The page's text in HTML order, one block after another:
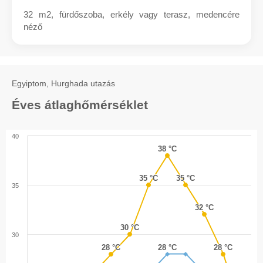
32 m2, fürdőszoba, erkély vagy terasz, medencére
néző
Egyiptom, Hurghada utazás
Éves átlaghőmérséklet
28 °C
28 °C
30 °C
30 °C
35 °C
35 °C
38 °C
38 °C
35 °C
35 °C
32 °C
32 °C
28 °C
28 °C
28 °C
28 °C
30
35
40